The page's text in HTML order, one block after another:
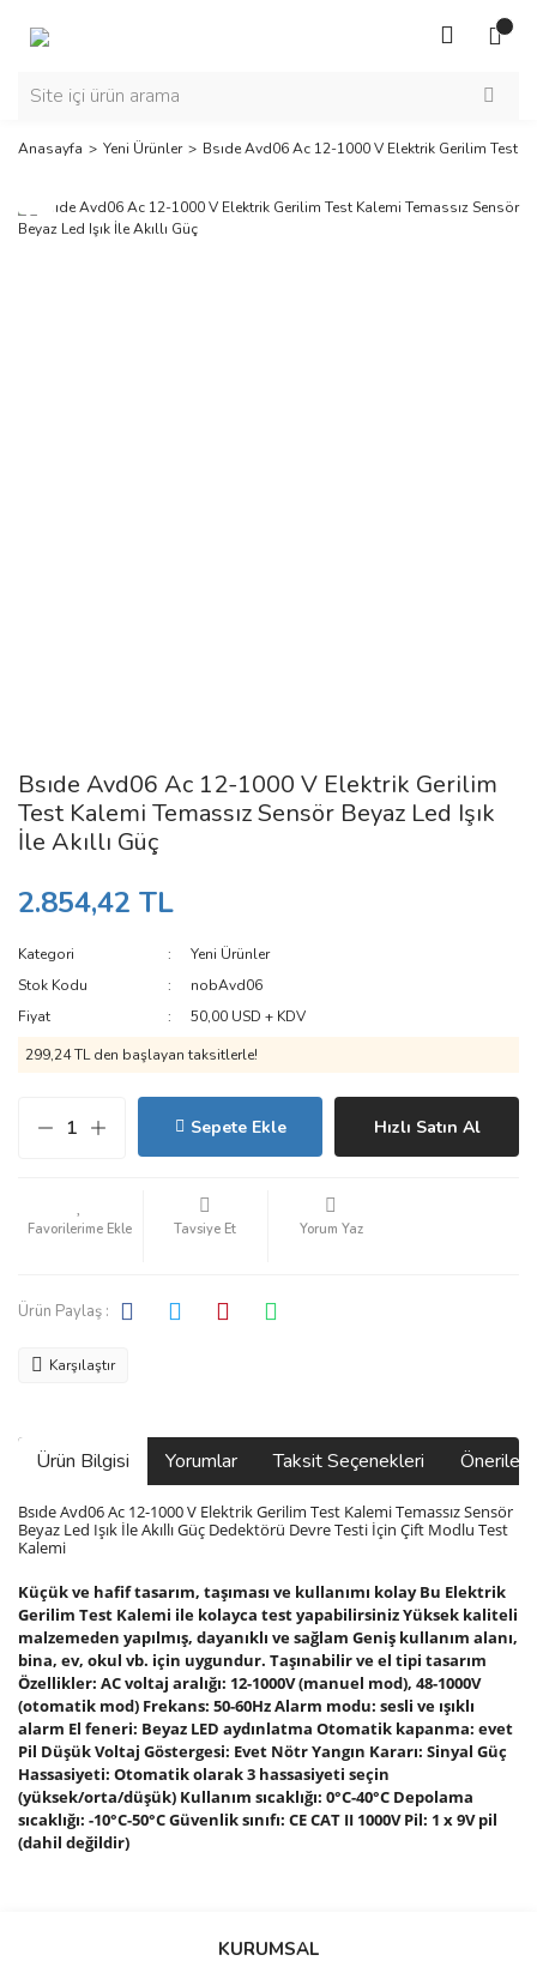
Anasayfa Yeni Ürünler Bsıde Avd06 Ac 12-1000 V Elektrik Gerilim Test
Bsıde Avd06 Ac 12-1000 V Elektrik Gerilim
Test Kalemi Temassız Sensör Beyaz Led Işık
İle Akıllı Güç
2.854,42 TL
Kategori
Yeni Ürünler
Stok Kodu
nobAvd06
Fiyat
50,00 USD + KDV
299,24 TL den başlayan taksitlerle!
Sepete Ekle Hızlı Satın Al
Tavsiye Et Yorum Yaz
Ürün Paylaş :
Karşılaştır
Ürün Bilgisi Yorumlar Taksit Seçenekleri
Bsıde Avd06 Ac 12-1000 V Elektrik Gerilim Test Kalemi Temassız Sensör
Beyaz Led Işık İle Akıllı Güç Dedektörü Devre Testi İçin Çift Modlu Test
Kalemi
Küçük ve hafif tasarım, taşıması ve kullanımı kolay Bu Elektrik
Gerilim Test Kalemi ile kolayca test yapabilirsiniz Yüksek kaliteli
malzemeden yapılmış, dayanıklı ve sağlam Geniş kullanım alanı,
bina, ev, okul vb. için uygundur. Taşınabilir ve el tipi tasarım
Özellikler: AC voltaj aralığı: 12-1000V (manuel mod), 48-1000V
(otomatik mod) Frekans: 50-60Hz Alarm modu: sesli ve ışıklı
alarm El feneri: Beyaz LED aydınlatma Otomatik kapanma: evet
Pil Düşük Voltaj Göstergesi: Evet Nötr Yangın Kararı: Sinyal Güç
Hassasiyeti: Otomatik olarak 3 hassasiyeti seçin
(yüksek/orta/düşük) Kullanım sıcaklığı: 0°C-40°C Depolama
sıcaklığı: -10°C-50°C Güvenlik sınıfı: CE CAT II 1000V Pil: 1 x 9V pil
(dahil değildir)
Bu ürüne ilk yorumu siz yapın!
KURUMSAL